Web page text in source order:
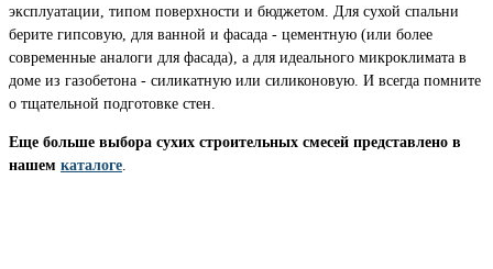
эксплуатации, типом поверхности и бюджетом. Для сухой спальни
берите гипсовую, для ванной и фасада - цементную (или более
современные аналоги для фасада), а для идеального микроклимата в
доме из газобетона - силикатную или силиконовую. И всегда помните
о тщательной подготовке стен.
Еще больше выбора сухих строительных смесей представлено в
нашем каталоге